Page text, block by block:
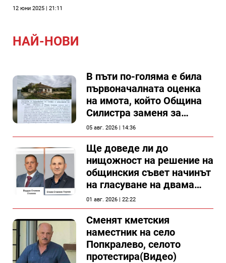
12 юни 2025 | 21:11
НАЙ-НОВИ
В пъти по-голяма е била
първоначалната оценка
на имота, който Община
Силистра заменя за
спирка, показват
документи
05 авг. 2026 | 14:36
Ще доведе ли до
нищожност на решение на
общинския съвет начинът
на гласуване на двама
съветници в Силистра?
01 авг. 2026 | 22:22
Сменят кметския
наместник на село
Попкралево, селото
протестира(Видео)